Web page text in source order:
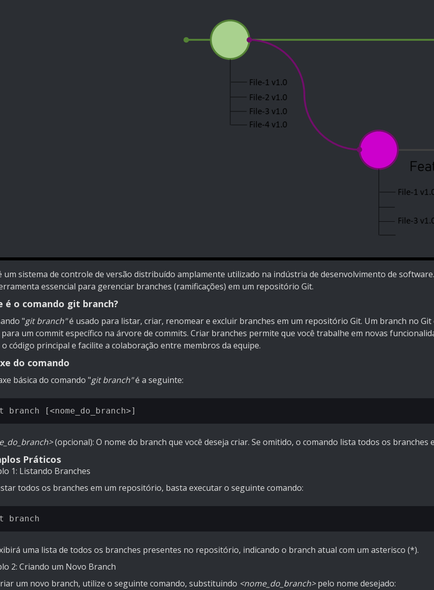
um sistema de controle de versão distribuído amplamente utilizado na indústria de desenvolvimento de
essencial para gerenciar branches (ramificações) em um repositório Git.
é o comando git branch?
"git branch"é usado para listar, criar, renomear e excluir branches em um repositório Git. Um branch no
um commit específico na árvore de commits. Criar branches permite que você trabalhe em novas
código principal e facilite a colaboração entre membros da equipe.
do comando
básica do comando "git branch"é a seguinte:
(opcional): O nome do branch que você deseja criar. Se omitido, o comando lista todos os
Práticos
1: Listando Branches
todos os branches em um repositório, basta executar o seguinte comando:
uma lista de todos os branches presentes no repositório, indicando o branch atual com um asterisco (*).
2: Criando um Novo Branch
um novo branch, utilize o seguinte comando, substituindo <nome_do_branch>pelo nome desejado: